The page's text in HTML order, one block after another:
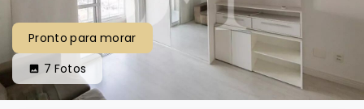
Pronto para morar
7 Fotos